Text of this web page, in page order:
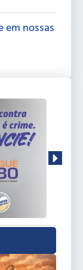
em nossas